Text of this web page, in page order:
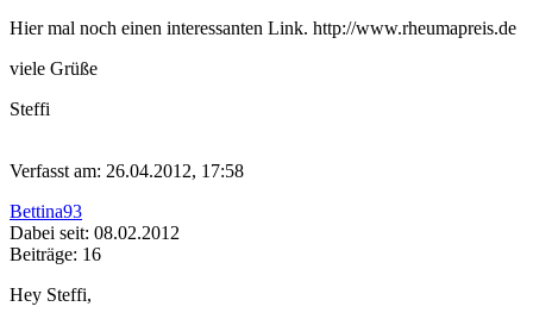
Hier mal noch einen interessanten Link. http://www.rheumapreis.de
viele Grüße
Steffi
Verfasst am: 26.04.2012, 17:58
Bettina93
Dabei seit: 08.02.2012
Beiträge: 16
Hey Steffi,